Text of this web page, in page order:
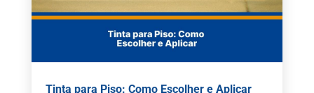
Tinta para Piso: Como Escolher e Aplicar